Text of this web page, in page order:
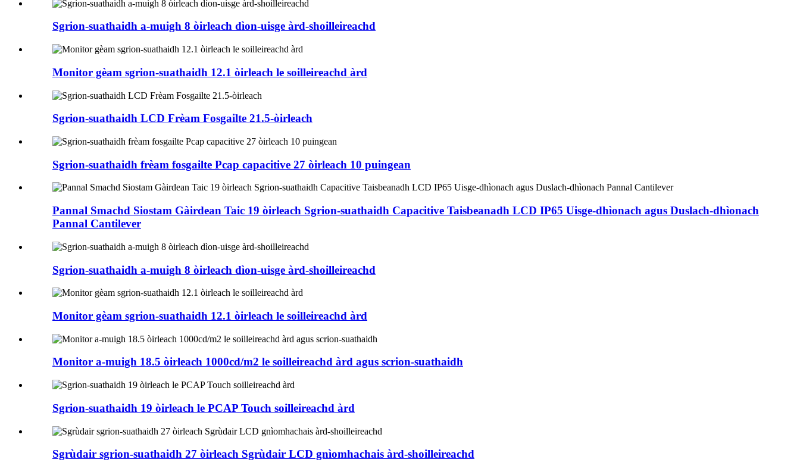
Sgrion-suathaidh a-muigh 8 òirleach dìon-uisge àrd-shoilleireachd
Monitor gèam sgrion-suathaidh 12.1 òirleach le soilleireachd àrd
Sgrion-suathaidh LCD Frèam Fosgailte 21.5-òirleach
Sgrion-suathaidh frèam fosgailte Pcap capacitive 27 òirleach 10 puingean
Pannal Smachd Siostam Gàirdean Taic 19 òirleach Sgrion-suathaidh Capacitive Taisbeanadh LCD IP65 Uisge-dhìonach agus Duslach-dhìonach
Pannal Cantilever
Sgrion-suathaidh a-muigh 8 òirleach dìon-uisge àrd-shoilleireachd
Monitor gèam sgrion-suathaidh 12.1 òirleach le soilleireachd àrd
Monitor a-muigh 18.5 òirleach 1000cd/m2 le soilleireachd àrd agus scrion-suathaidh
Sgrion-suathaidh 19 òirleach le PCAP Touch soilleireachd àrd
Sgrùdair sgrion-suathaidh 27 òirleach Sgrùdair LCD gnìomhachais àrd-shoilleireachd